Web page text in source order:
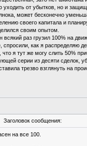
уходить от убытков, но и
может бесконечно
своего капитала и
своим опытом.
всякий раз грузил 100% на
как я распределяю
что я тут же могу слить 50%
серии из десяти сделок,
трезво взглянуть на
Заголовок сообщения:
на все 100.